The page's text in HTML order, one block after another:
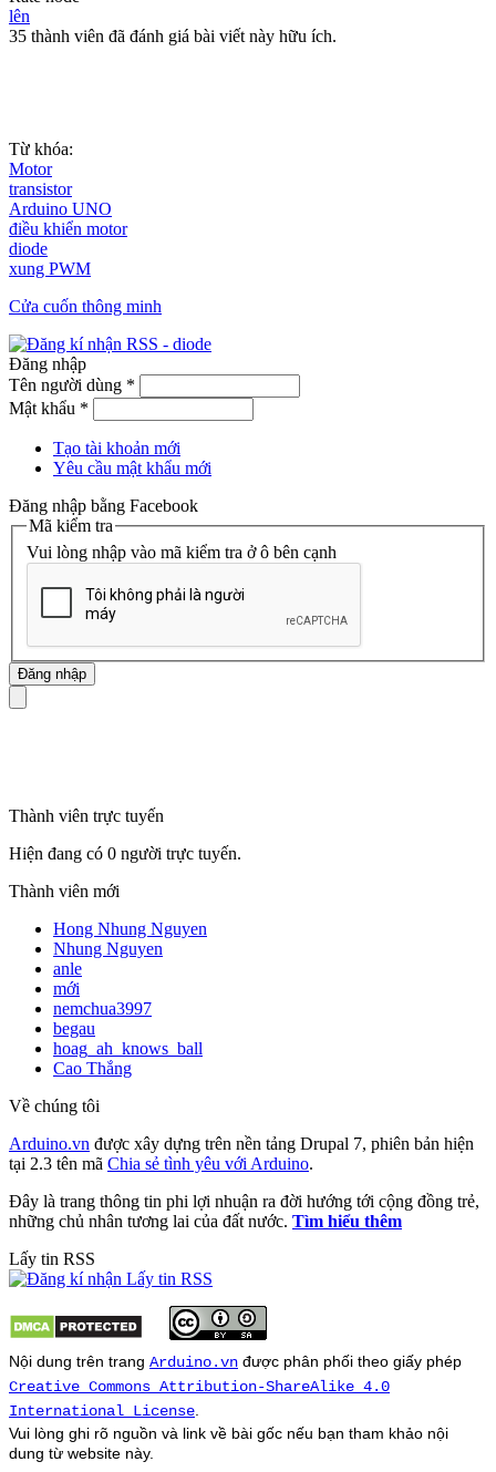
lên
35 thành viên đã đánh giá bài viết này hữu ích.
Từ khóa:
Motor
transistor
Arduino UNO
điều khiển motor
diode
xung PWM
Cửa cuốn thông minh
Đăng nhập
Tên người dùng *
Mật khẩu *
Tạo tài khoản mới
Yêu cầu mật khẩu mới
Đăng nhập bằng Facebook
Mã kiểm tra
Vui lòng nhập vào mã kiểm tra ở ô bên cạnh
Thành viên trực tuyến
Hiện đang có 0 người trực tuyến.
Thành viên mới
Hong Nhung Nguyen
Nhung Nguyen
anle
mới
nemchua3997
begau
hoag_ah_knows_ball
Cao Thắng
Về chúng tôi
Arduino.vn được xây dựng trên nền tảng Drupal 7, phiên bản hiện
tại 2.3 tên mã Chia sẻ tình yêu với Arduino.
Đây là trang thông tin phi lợi nhuận ra đời hướng tới cộng đồng trẻ,
những chủ nhân tương lai của đất nước. Tìm hiểu thêm
Lấy tin RSS
Nội dung trên trang Arduino.vn được phân phối theo giấy phép
Creative Commons Attribution-ShareAlike 4.0
International License
Vui lòng ghi rõ nguồn và link về bài gốc nếu bạn tham khảo nội
dung từ website này.